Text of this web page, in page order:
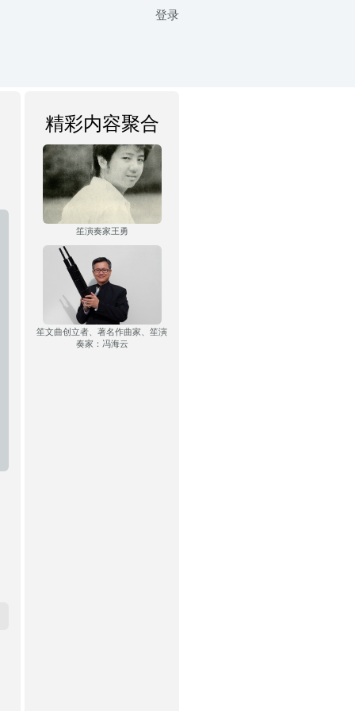
登录
精彩内容聚合
笙演奏家王勇
笙文曲创立者、著名作曲家、笙演
奏家：冯海云